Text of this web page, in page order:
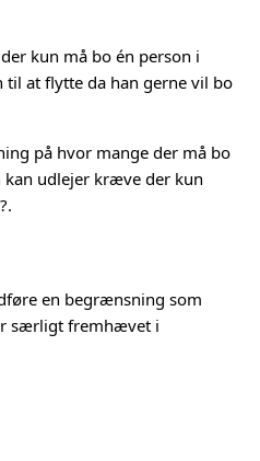
kun må bo én person i
til at flytte da han gerne vil bo
på hvor mange der må bo
udlejer kræve der kun
en begrænsning som
særligt fremhævet i